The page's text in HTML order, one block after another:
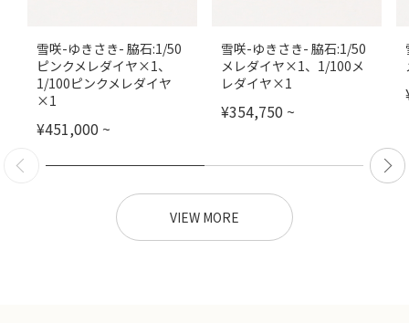
雪咲-ゆきさき- 脇石:1/50
ピンクメレダイヤ×1、
1/100ピンクメレダイヤ
×1
¥451,000 ~
雪咲-ゆきさき- 脇石:1/50
メレダイヤ×1、1/100メ
レダイヤ×1
¥354,750 ~
VIEW MORE